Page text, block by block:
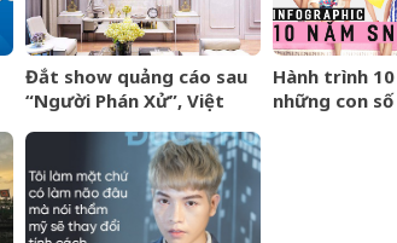
Đắt show quảng cáo sau
“Người Phán Xử”, Việt
Hành trình
những con